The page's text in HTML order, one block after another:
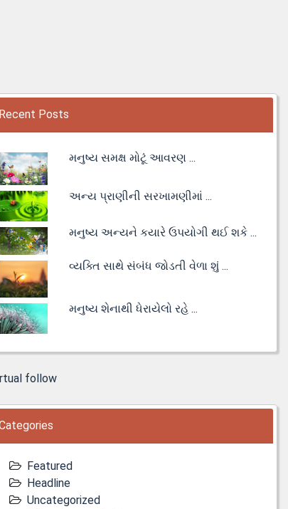
Recent Posts
મનુષ્ય સમક્ષ મોટૂં આવરણ ...
અન્ય પ્રાણીની સરખામણીમાં ...
મનુષ્ય અન્યને કયારે ઉપયોગી થઈ શકે ...
વ્યક્તિ સાથે સંબંધ જોડતી વેળા શું ...
મનુષ્ય શેનાથી ધેરાયેલો રહે ...
Featured
Headline
Uncategorized